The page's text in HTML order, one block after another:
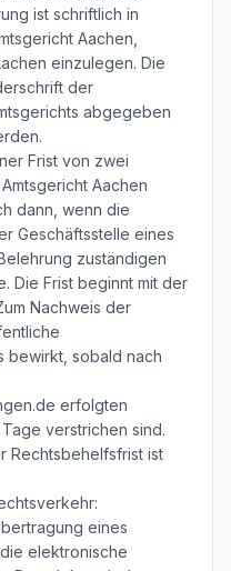
ist schriftlich in
Aachen,
einzulegen. Die
der
abgegeben
Frist von zwei
Aachen
dann, wenn die
Geschäftsstelle eines
zuständigen
Die Frist beginnt mit der
Nachweis der
bewirkt, sobald nach
erfolgten
verstrichen sind.
Rechtsbehelfsfrist ist
eines
elektronische